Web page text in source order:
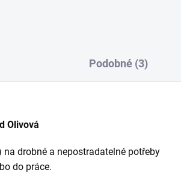
Podobné (3)
Olivová
drobné a nepostradatelné potřeby
do práce.